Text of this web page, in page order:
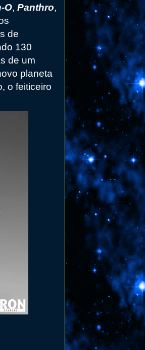
O, Panthro,
de
130
de um
planeta
o feiticeiro